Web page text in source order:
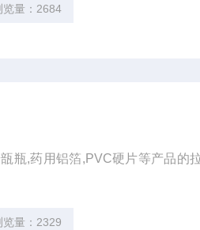
览量：2684
瓶,药用铝箔,PVC硬片等产品的
览量：2329